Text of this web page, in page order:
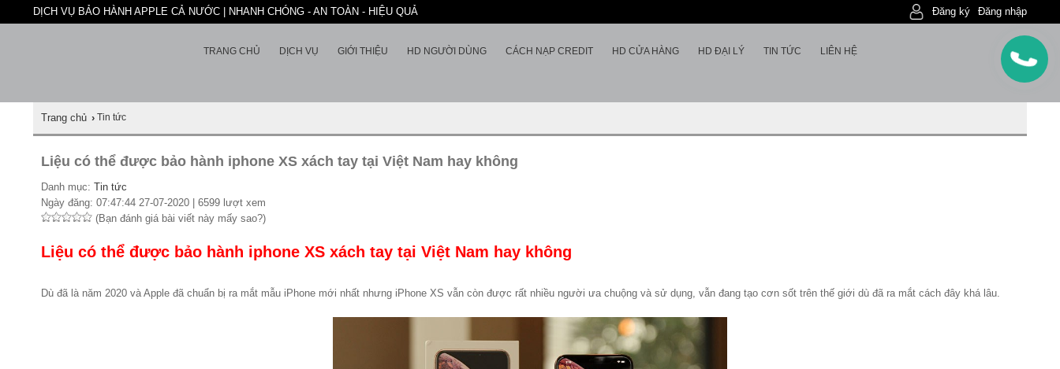
DỊCH VỤ BẢO HÀNH APPLE CẢ NƯỚC | NHANH CHÓNG - AN TOÀN - HIỆU QUẢ Đăng nhập
Đăng ký
TRANG CHỦ DỊCH VỤ GIỚI THIỆU HD NGƯỜI DÙNG CÁCH NẠP CREDIT HD CỬA HÀNG HD ĐẠI LÝ TIN TỨC LIÊN HỆ
Trang chủ › Tin tức
Liệu có thể được bảo hành iphone XS xách tay tại Việt Nam hay không
Danh mục: Tin tức
Ngày đăng: 07:47:44 27-07-2020 | 6599 lượt xem
(Bạn đánh giá bài viết này mấy sao?)
Liệu có thể được bảo hành iphone XS xách tay tại Việt Nam hay không
Dù đã là năm 2020 và Apple đã chuẩn bị ra mắt mẫu iPhone mới nhất nhưng iPhone XS vẫn còn được rất nhiều người ưa chuộng và sử dụng, vẫn đang tạo cơn sốt trên thế giới dù đã ra mắt cách đây khá lâu.